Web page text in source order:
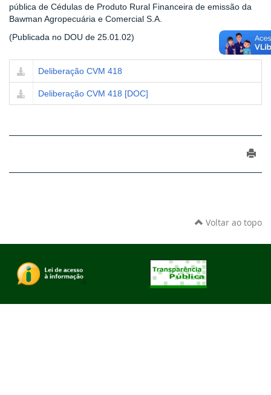
pública de Cédulas de Produto Rural Financeira de emissão da
Bawman Agropecuária e Comercial S.A.
(Publicada no DOU de 25.01.02)
Deliberação CVM 418
Deliberação CVM 418 [DOC]
Voltar ao topo